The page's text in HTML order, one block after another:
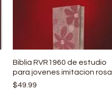
Vista rápida
Biblia RVR1960 de estudio
para jovenes imitacion rosa
Precio
$49.99